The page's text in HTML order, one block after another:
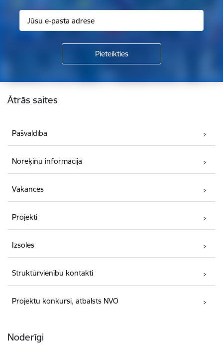
Kājene
Ātrās saites
Pašvaldība
Norēķinu informācija
Vakances
Projekti
Izsoles
Struktūrvienību kontakti
Projektu konkursi, atbalsts NVO
Noderīgi